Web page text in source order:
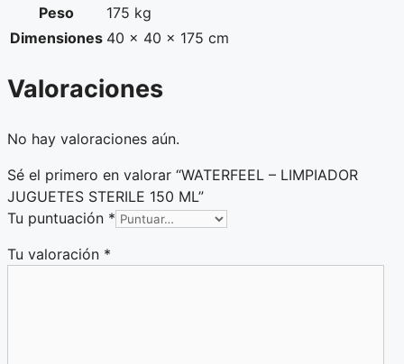
Peso
175 kg
Dimensiones 40 × 40 × 175 cm
Valoraciones
No hay valoraciones aún.
Sé el primero en valorar “WATERFEEL – LIMPIADOR
JUGUETES STERILE 150 ML”
Tu puntuación *
Tu valoración *